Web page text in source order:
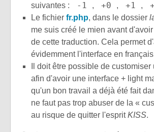
suivantes :
-1 , +0 , +1 ,
Le fichier fr.php, dans le dossier
me suis créé le mien avant
de cette traduction. Cela permet
évidemment l'interface en
Il doit être possible de
afin d'avoir une interface + light
qu'un bon travail a déjà été fait
ne faut pas trop abuser de la «
au risque de quitter l'espritKISS.